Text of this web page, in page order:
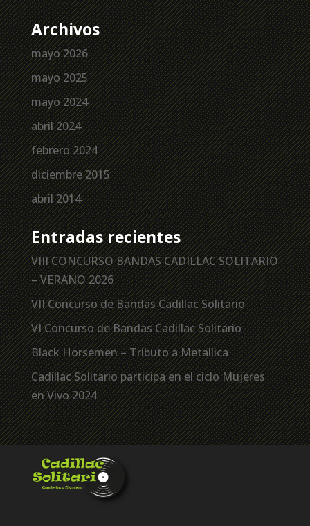
Archivos
mayo 2026
mayo 2025
mayo 2024
abril 2024
febrero 2024
diciembre 2015
abril 2014
Entradas recientes
VIII CONCURSO BANDAS CADILLAC SOLITARIO
– VERANO 2026
VII Concurso de Bandas Cadillac Solitario
VI Concurso de Bandas Cadillac Solitario
Black Horsemen – Tributo a Metallica
Cadillac Solitario participa en el ciclo Mujeres
en Vivo 2024